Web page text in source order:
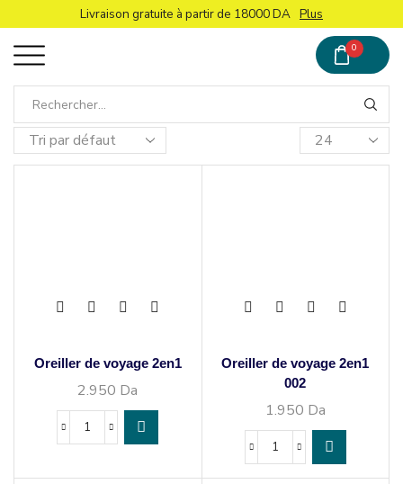
Livraison gratuite à partir de 18000 DA Plus
0
Oreiller de voyage 2en1
2.950 Da
Oreiller de voyage 2en1
002
1.950 Da